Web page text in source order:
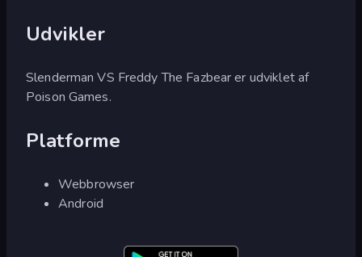
Udvikler
Slenderman VS Freddy The Fazbear er udviklet af
Poison Games.
Platforme
Webbrowser
Android